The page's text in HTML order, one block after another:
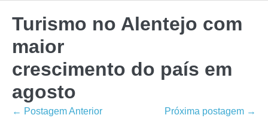
Turismo no Alentejo com
maior
crescimento do país em
agosto
Pós-
← Postagem Anterior Próxima postagem →